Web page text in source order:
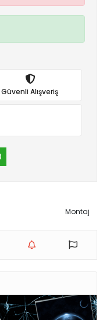
Güvenli Alışveriş
Montaj